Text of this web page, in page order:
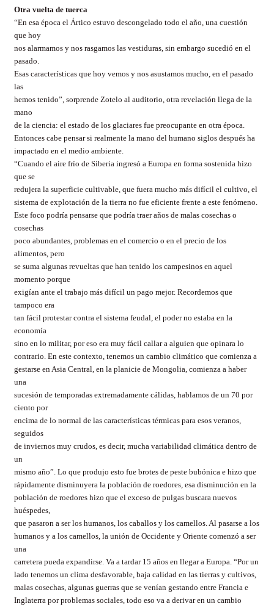
Otra vuelta de tuerca
“En esa época el Ártico estuvo descongelado todo el año, una cuestión
que hoy
nos alarmamos y nos rasgamos las vestiduras, sin embargo sucedió en el
pasado.
Esas características que hoy vemos y nos asustamos mucho, en el pasado
las
hemos tenido”, sorprende Zotelo al auditorio, otra revelación llega de la
mano
de la ciencia: el estado de los glaciares fue preocupante en otra época.
Entonces cabe pensar si realmente la mano del humano siglos después ha
impactado en el medio ambiente.
“Cuando el aire frío de Siberia ingresó a Europa en forma sostenida hizo
que se
redujera la superficie cultivable, que fuera mucho más difícil el cultivo, el
sistema de explotación de la tierra no fue eficiente frente a este fenómeno.
Este foco podría pensarse que podría traer años de malas cosechas o
cosechas
poco abundantes, problemas en el comercio o en el precio de los
alimentos, pero
se suma algunas revueltas que han tenido los campesinos en aquel
momento porque
exigían ante el trabajo más difícil un pago mejor. Recordemos que
tampoco era
tan fácil protestar contra el sistema feudal, el poder no estaba en la
economía
sino en lo militar, por eso era muy fácil callar a alguien que opinara lo
contrario. En este contexto, tenemos un cambio climático que comienza a
gestarse en Asia Central, en la planicie de Mongolia, comienza a haber
una
sucesión de temporadas extremadamente cálidas, hablamos de un 70 por
ciento por
encima de lo normal de las características térmicas para esos veranos,
seguidos
de inviernos muy crudos, es decir, mucha variabilidad climática dentro de
un
mismo año”. Lo que produjo esto fue brotes de peste bubónica e hizo que
rápidamente disminuyera la población de roedores, esa disminución en la
población de roedores hizo que el exceso de pulgas buscara nuevos
huéspedes,
que pasaron a ser los humanos, los caballos y los camellos. Al pasarse a los
humanos y a los camellos, la unión de Occidente y Oriente comenzó a ser
una
carretera pueda expandirse. Va a tardar 15 años en llegar a Europa. “Por un
lado tenemos un clima desfavorable, baja calidad en las tierras y cultivos,
malas cosechas, algunas guerras que se venían gestando entre Francia e
Inglaterra por problemas sociales, todo eso va a derivar en un cambio